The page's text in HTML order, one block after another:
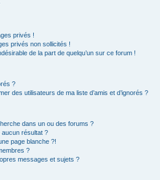
privés !
privés non sollicités !
de la part de quelqu’un sur ce forum !
?
des utilisateurs de ma liste d’amis et d’ignorés ?
dans un ou des forums ?
aucun résultat ?
page blanche ?!
?
messages et sujets ?